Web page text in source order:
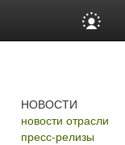
НОВОСТИ
новости отрасли
пресс-релизы